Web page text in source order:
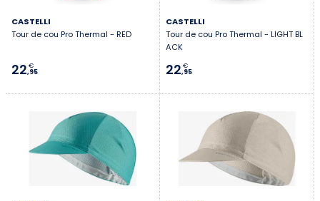
CASTELLI
Tour de cou Pro Thermal - RED
22,95
€
CASTELLI
Tour de cou Pro Thermal - LIGHT BL
ACK
22,95
€